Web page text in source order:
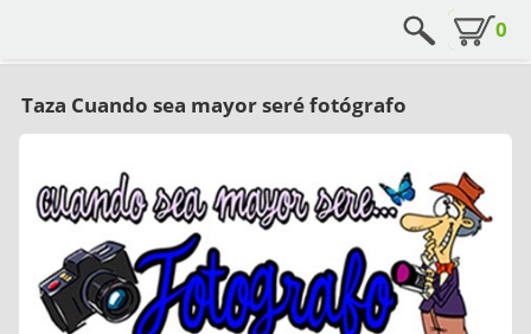
0
Taza Cuando sea mayor seré fotógrafo